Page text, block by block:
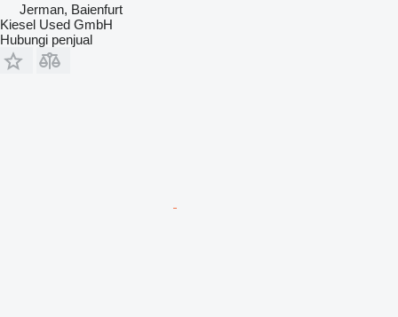
Jerman, Baienfurt
Kiesel Used GmbH
Hubungi penjual